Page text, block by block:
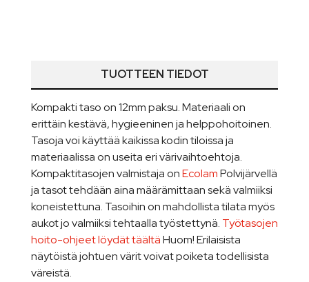
TUOTTEEN TIEDOT
Kompakti taso on 12mm paksu. Materiaali on
erittäin kestävä, hygieeninen ja helppohoitoinen.
Tasoja voi käyttää kaikissa kodin tiloissa ja
materiaalissa on useita eri värivaihtoehtoja.
Kompaktitasojen valmistaja onEcolamPolvijärvellä
ja tasot tehdään aina määrämittaan sekä valmiiksi
koneistettuna. Tasoihin on mahdollista tilata myös
aukot jo valmiiksi tehtaalla työstettynä. Työtasojen
hoito-ohjeet löydät täältäHuom! Erilaisista
näytöistä johtuen värit voivat poiketa todellisista
väreistä.